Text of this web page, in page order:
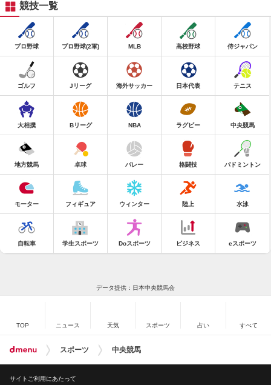
競技一覧
プロ野球 プロ野球(2軍) MLB 高校野球 侍ジャパン
ゴルフ Jリーグ 海外サッカー 日本代表 テニス
大相撲 Bリーグ NBA ラグビー 中央競馬
地方競馬 卓球 バレー 格闘技 バドミントン
モーター フィギュア ウィンター 陸上 水泳
自転車 学生スポーツ Doスポーツ ビジネス eスポーツ
データ提供：日本中央競馬会
TOP ニュース 天気 スポーツ 占い すべて
スポーツ 中央競馬
サイトご利用にあたって